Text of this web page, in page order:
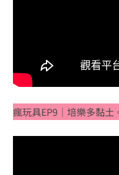
瘋玩具EP9｜培樂多黏土